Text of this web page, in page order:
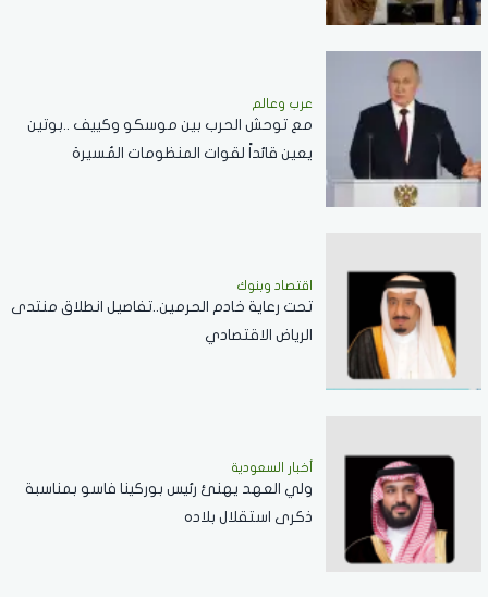
عرب وعالم
مع توحش الحرب بين موسكو وكييف ..بوتين
يعين قائداً لقوات المنظومات المُسيرة
اقتصاد وبنوك
تحت رعاية خادم الحرمين..تفاصيل انطلاق منتدى
الرياض الاقتصادي
أخبار السعودية
ولي العهد يهنئ رئيس بوركينا فاسو بمناسبة
ذكرى استقلال بلاده